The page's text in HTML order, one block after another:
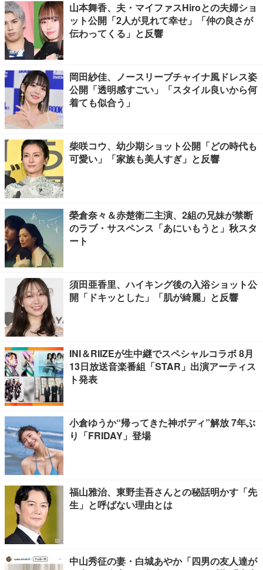
山本舞香、夫・マイファスHiroとの夫婦ショ
ット公開「2人が見れて幸せ」「仲の良さが
伝わってくる」と反響
岡田紗佳、ノースリーブチャイナ風ドレス姿
公開「透明感すごい」「スタイル良いから何
着ても似合う」
柴咲コウ、幼少期ショット公開「どの時代も
可愛い」「家族も美人すぎ」と反響
榮倉奈々＆赤楚衛二主演、2組の兄妹が禁断
のラブ・サスペンス「あにいもうと」秋スタ
ート
須田亜香里、ハイキング後の入浴ショット公
開「ドキッとした」「肌が綺麗」と反響
INI＆RIIZEが生中継でスペシャルコラボ 8月
13日放送音楽番組「STAR」出演アーティス
ト発表
小倉ゆうか“帰ってきた神ボディ”解放 7年ぶ
り「FRIDAY」登場
福山雅治、東野圭吾さんとの秘話明かす「先
生」と呼ばない理由とは
中山秀征の妻・白城あやか「四男の友人達が